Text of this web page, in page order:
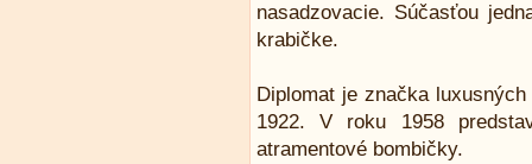
nasadzovacie. Súčasťou
krabičke.
Diplomat je značka
1922. V roku 1958
atramentové bombičky.